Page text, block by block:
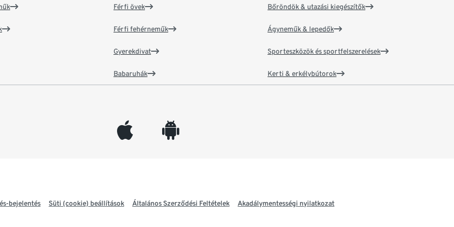
Férfi övek
Férfi fehérneműk
Gyerekdivat
Babaruhák
Bőröndök & utazási kiegészítők
Ágyneműk & lepedők
Sporteszközök és sportfelszerelések
Kerti & erkélybútorok
appleinc android
bejelentés Süti (cookie) beállítások Általános Szerződési Feltételek Akadálymentességi nyilatkozat